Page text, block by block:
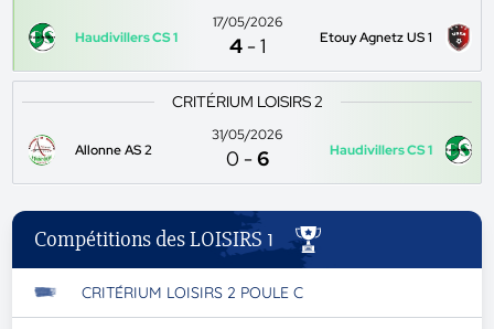
Haudivillers CS 1
17/05/2026
4 -1 Etouy Agnetz US 1
CRITÉRIUM LOISIRS 2
Allonne AS 2
31/05/2026
0 -6 Haudivillers CS 1
Compétitions des LOISIRS 1
CRITÉRIUM LOISIRS 2 POULE C